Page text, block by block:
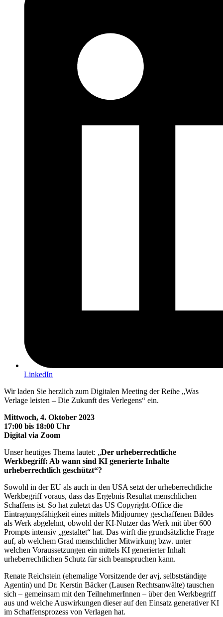
LinkedIn
Wir laden Sie herzlich zum Digitalen Meeting der Reihe „Was
Verlage leisten – Die Zukunft des Verlegens“ ein.
Mittwoch, 4. Oktober 2023
17:00 bis 18:00 Uhr
Digital via Zoom
Unser heutiges Thema lautet: „Der urheberrechtliche
Werkbegriff: Ab wann sind KI generierte Inhalte
urheberrechtlich geschützt“?
Sowohl in der EU als auch in den USA setzt der urheberrechtliche
Werkbegriff voraus, dass das Ergebnis Resultat menschlichen
Schaffens ist. So hat zuletzt das US Copyright-Office die
Eintragungsfähigkeit eines mittels Midjourney geschaffenen Bildes
als Werk abgelehnt, obwohl der KI-Nutzer das Werk mit über 600
Prompts intensiv „gestaltet“ hat. Das wirft die grundsätzliche Frage
auf, ab welchem Grad menschlicher Mitwirkung bzw. unter
welchen Voraussetzungen ein mittels KI generierter Inhalt
urheberrechtlichen Schutz für sich beanspruchen kann.
Renate Reichstein (ehemalige Vorsitzende der avj, selbstständige
Agentin) und Dr. Kerstin Bäcker (Lausen Rechtsanwälte) tauschen
sich – gemeinsam mit den TeilnehmerInnen – über den Werkbegriff
aus und welche Auswirkungen dieser auf den Einsatz generativer KI
im Schaffensprozess von Verlagen hat.